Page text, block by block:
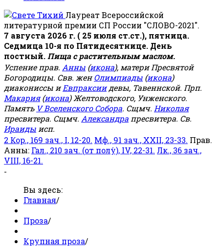
Лауреат Всероссийской
литературной премии СП России "СЛОВО-2021".
7 августа 2026 г. ( 25 июля ст.ст.), пятница.
Седмица 10-я по Пятидесятнице. День
постный. Пища с растительным маслом.
Успение прав. Анны (икона), матери Пресвятой
Богородицы. Свв. женОлимпиады (икона)
диакониссы иЕвпраксиидевы, Тавеннской. Прп.
Макария(икона) Желтоводского, Унженского.
Память V Вселенского Собора. Сщмч. Николая
пресвитера. Сщмч. Александра пресвитера. Св.
Ираиды исп.
2 Кор., 169 зач., I, 12-20. Мф., 91 зач., XXII, 23-33. Прав.
Анны: Гал., 210 зач. (от полу́), IV, 22-31. Лк., 36 зач.,
VIII, 16-21.
-
Вы здесь:
Главная/
Проза/
Крупная проза/